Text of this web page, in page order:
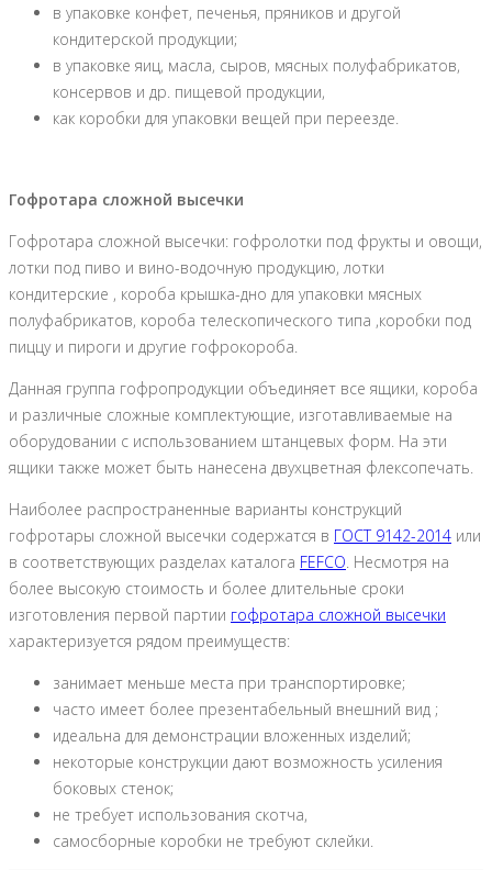
в упаковке конфет, печенья, пряников и другой
кондитерской продукции;
в упаковке яиц, масла, сыров, мясных полуфабрикатов,
консервов и др. пищевой продукции,
как коробки для упаковки вещей при переезде.
Гофротара сложной высечки
Гофротара сложной высечки: гофролотки под фрукты и овощи,
лотки под пиво и вино-водочную продукцию, лотки
кондитерские , короба крышка-дно для упаковки мясных
полуфабрикатов, короба телескопического типа ,коробки под
пиццу и пироги и другие гофрокороба.
Данная группа гофропродукции объединяет все ящики, короба
и различные сложные комплектующие, изготавливаемые на
оборудовании с использованием штанцевых форм. На эти
ящики также может быть нанесена двухцветная флексопечать.
Наиболее распространенные варианты конструкций
гофротары сложной высечки содержатся в ГОСТ 9142-2014 или
в соответствующих разделах каталога FEFСO . Несмотря на
более высокую стоимость и более длительные сроки
изготовления первой партии гофротара сложной высечки
характеризуется рядом преимуществ:
занимает меньше места при транспортировке;
часто имеет более презентабельный внешний вид ;
идеальна для демонстрации вложенных изделий;
некоторые конструкции дают возможность усиления
боковых стенок;
не требует использования скотча,
самосборные коробки не требуют склейки.